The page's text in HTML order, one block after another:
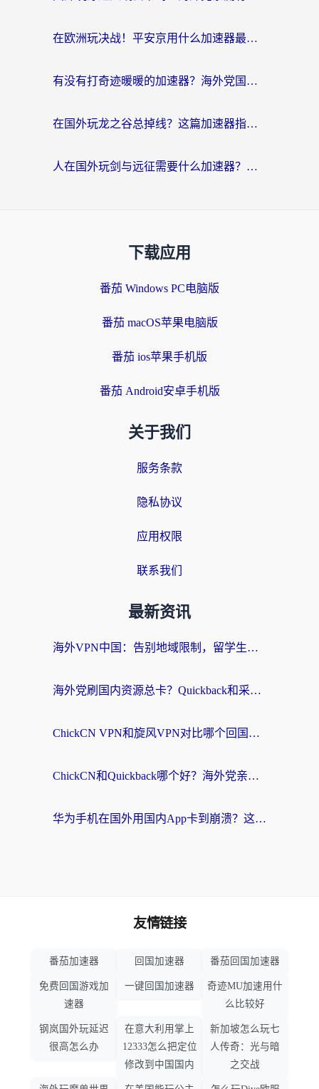
在欧洲玩决战！平安京用什么加速器最好用？2026实测有效的国服游戏加速指南
有没有打奇迹暖暖的加速器？海外党国服游戏畅玩不卡顿的秘密
在国外玩龙之谷总掉线？这篇加速器指南帮你告别延迟卡顿！
人在国外玩剑与远征需要什么加速器？老玩家亲测的避坑指南来了
下载应用
番茄 Windows PC电脑版
番茄 macOS苹果电脑版
番茄 ios苹果手机版
番茄 Android安卓手机版
关于我们
服务条款
隐私协议
应用权限
联系我们
最新资讯
海外VPN中国：告别地域限制，留学生与华人如何轻松刷国内剧、玩国服？
海外党刷国内资源总卡？Quickback和采集蜂好用吗？这篇指南帮你避坑
ChickCN VPN和旋风VPN对比哪个回国效果更好？海外党亲测实用指南
ChickCN和Quickback哪个好？海外党亲测回国加速器，轻松解锁国内资源（附避坑指南）
华为手机在国外用国内App卡到崩溃？这篇加速器指南帮你无缝刷剧打游戏
友情链接
番茄加速器 回国加速器 番茄回国加速器
免费回国游戏加
速器
一键回国加速器
奇迹MU加速用什
么比较好
钢岚国外玩延迟
很高怎么办
在意大利用掌上
12333怎么把定位
修改到中国国内
新加坡怎么玩七
人传奇：光与暗
之交战